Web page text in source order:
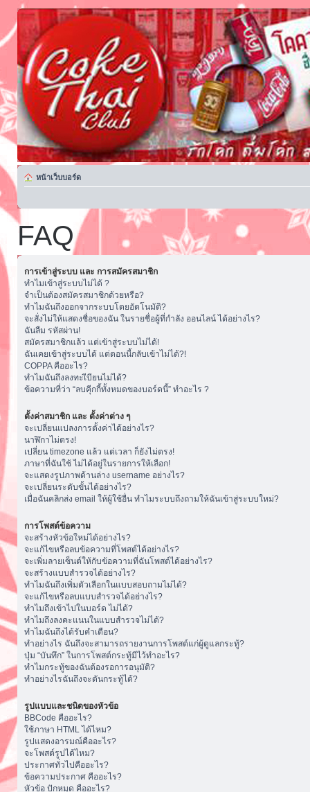
หน้าเว็บบอร์ด
FAQ
การเข้าสู่ระบบ และ การสมัครสมาชิก
ทำไมเข้าสู่ระบบไม่ได้ ?
จำเป็นต้องสมัครสมาชิกด้วยหรือ?
ทำไมฉันถึงออกจากระบบโดยอัตโนมัติ?
จะสั่งไม่ให้แสดงชื่อของฉัน ในรายชื่อผู้ที่กำลัง ออนไลน์ ได้อย่างไร?
ฉันลืม รหัสผ่าน!
สมัครสมาชิกแล้ว แต่เข้าสู่ระบบไม่ได้!
ฉันเคยเข้าสู่ระบบได้ แต่ตอนนี้กลับเข้าไม่ได้?!
COPPA คืออะไร?
ทำไมฉันถึงลงทะเีบียนไม่ได้?
ข้อความที่ว่า “ลบคุีกกี้ทั้งหมดของบอร์ดนี้” ทำอะไร ?
ตั้งค่าสมาชิก และ ตั้งค่าต่าง ๆ
จะเปลี่ยนแปลงการตั้งค่าได้อย่างไร?
นาฬิกาไม่ตรง!
เปลี่ยน timezone แล้ว แต่เวลา ก็ยังไม่ตรง!
ภาษาที่ฉันใช้ ไม่ได้อยู่ในรายการให้เลือก!
จะแสดงรูปภาพด้านล่าง username อย่างไร?
จะเปลี่ยนระดับขั้นได้อย่างไร?
เมื่อฉันคลิกส่ง email ให้ผู้ใช้อื่น ทำไมระบบถึงถามให้ฉันเข้าสู่ระบบใหม่?
การโพสต์ข้อความ
จะสร้างหัวข้อใหม่ได้อย่างไร?
จะแก้ไขหรือลบข้อความที่โพสต์ได้อย่างไร?
จะเพิ่มลายเซ็นต์ให้กับข้อความที่ฉันโพสต์ได้อย่างไร?
จะสร้างแบบสำรวจได้อย่างไร?
ทำไมฉันถึงเพิ่มตัวเลือกในแบบสอบถามไม่ได้?
จะแก้ไขหรือลบแบบสำรวจได้อย่างไร?
ทำไมถึงเข้าไปในบอร์ด ไม่ได้?
ทำไมถึงลงคะแนนในแบบสำรวจไม่ได้?
ทำไมฉันถึงได้รับคำเตือน?
ทำอย่างไร ฉันถึงจะสามารถรายงานการโพสต์แก่ผู้ดูแลกระทู้?
ปุ่ม “บันทึก” ในการโพสต์กระทู้มีไว้ทำอะไร?
ทำไมกระทู้ของฉันต้องรอการอนุมัติ?
ทำอย่างไรฉันถึงจะดันกระทู้ได้?
รูปแบบและชนิดของหัวข้อ
BBCode คืออะไร?
ใช้ภาษา HTML ได้ไหม?
รูปแสดงอารมณ์คืออะไร?
จะโพสต์รูปได้ไหม?
ประกาศทั่วไปคืออะไร?
ข้อความประกาศ คืออะไร?
หัวข้อ ปักหมุด คืออะไร?